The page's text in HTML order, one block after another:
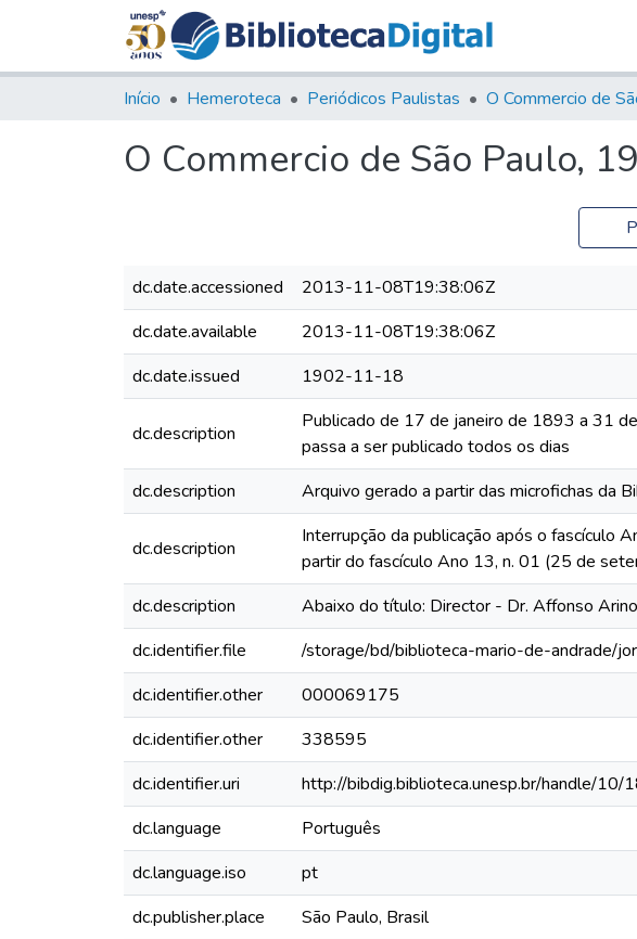
Início Hemeroteca Periódicos Paulistas O Commercio de
O Commercio de São Paulo,
dc.date.accessioned
2013-11-08T19:38:06Z
dc.date.available
2013-11-08T19:38:06Z
dc.date.issued
1902-11-18
dc.description
Publicado de 17 de janeiro de 1893 a 31
passa a ser publicado todos os dias
dc.description Arquivo gerado a partir das microfichas da
dc.description
Interrupção da publicação após o fascículo
partir do fascículo Ano 13, n. 01 (25 de
dc.description Abaixo do título: Director - Dr. Affonso
dc.identifier.file
/storage/bd/biblioteca-mario-de-andrade/
dc.identifier.other
000069175
dc.identifier.other
338595
dc.identifier.uri
http://bibdig.biblioteca.unesp.br/handle/10/
dc.language
Português
dc.language.iso
pt
dc.publisher.place
São Paulo, Brasil